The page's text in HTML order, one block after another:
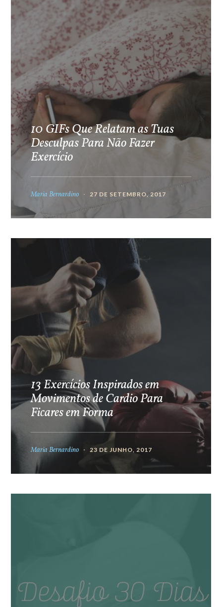
10 GIFs Que Relatam as Tuas
Desculpas Para Não Fazer
Exercício
Maria Bernardino 27 DE SETEMBRO, 2017
13 Exercícios Inspirados em
Movimentos de Cardio Para
Ficares em Forma
Maria Bernardino 23 DE JUNHO, 2017